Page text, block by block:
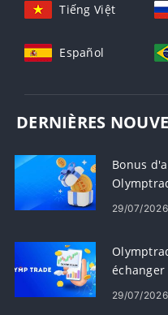
Tiếng Việt
Español
DERNIÈRES
Bonus
29/07/2026
29/07/2026